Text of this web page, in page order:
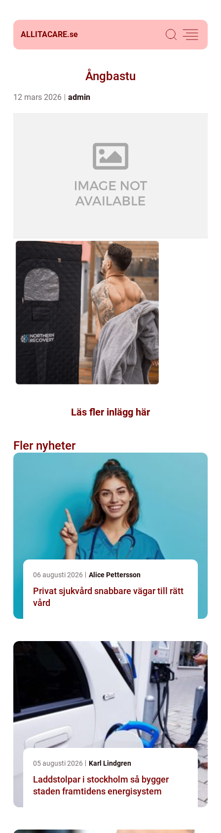
ALLITACARE.se
Ångbastu
12 mars 2026 admin
Läs fler inlägg här
Fler nyheter
06 augusti 2026 Alice Pettersson
Privat sjukvård snabbare vägar till rätt
vård
05 augusti 2026 Karl Lindgren
Laddstolpar i stockholm så bygger
staden framtidens energisystem